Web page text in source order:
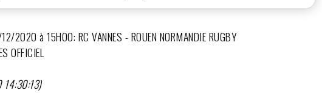
2020 à 15H00: RC VANNES - ROUEN NORMANDIE RUGBY
OFFICIEL